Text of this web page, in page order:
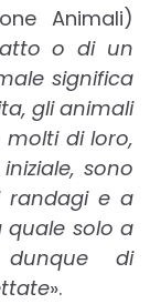
Animali)
o di un
significa
gli animali
di loro,
sono
randagi e a
quale solo a
dunque di
».